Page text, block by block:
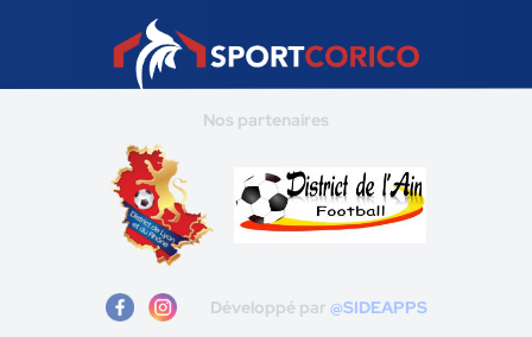
Nos partenaires
Développé par @SIDEAPPS